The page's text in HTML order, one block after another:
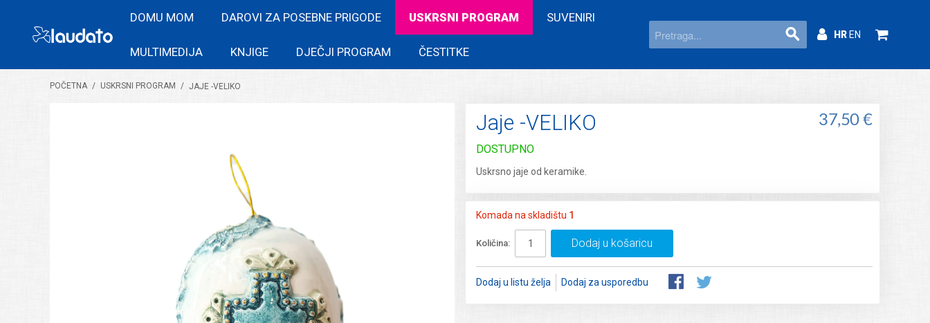
DOMU MOM DAROVI ZA POSEBNE PRIGODE USKRSNI PROGRAM SUVENIRI
MULTIMEDIJA KNJIGE DJEČJI PROGRAM ČESTITKE
HREN
POČETNA / USKRSNI PROGRAM / JAJE -VELIKO
Jaje -VELIKO 37,50 €
DOSTUPNO
Uskrsno jaje od keramike.
Komada na skladištu 1
Količina: Dodaj u košaricu
Dodaj u listu želja Dodaj za usporedbu